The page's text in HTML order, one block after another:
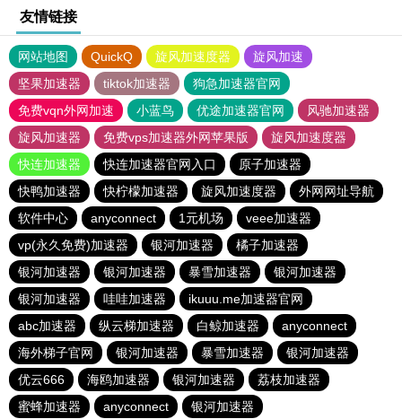
友情链接
网站地图 QuickQ 旋风加速度器
旋风加速
坚果加速器
tiktok加速器
狗急加速器官网
免费vqn外网加速
小蓝鸟 优途加速器官网
风驰加速器
旋风加速器
免费vps加速器外网苹果版
旋风加速度器
快连加速器
快连加速器官网入口
原子加速器
快鸭加速器
快柠檬加速器 旋风加速度器
外网网址导航
软件中心
anyconnect 1元机场
veee加速器
vp(永久免费)加速器
银河加速器
橘子加速器
银河加速器
银河加速器 暴雪加速器
银河加速器
银河加速器
哇哇加速器
ikuuu.me加速器官网
abc加速器
纵云梯加速器 白鲸加速器
anyconnect
海外梯子官网
银河加速器 暴雪加速器
银河加速器
优云666
海鸥加速器 银河加速器
荔枝加速器
蜜蜂加速器
anyconnect 银河加速器